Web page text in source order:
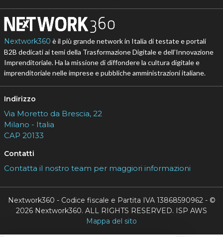
Nextwork360 è il più grande network in Italia di testate e portali
B2B dedicati ai temi della Trasformazione Digitale e dell’Innovazione
Imprenditoriale. Ha la missione di diffondere la cultura digitale e
imprenditoriale nelle imprese e pubbliche amministrazioni italiane.
Indirizzo
Via Moretto da Brescia, 22
Milano - Italia
CAP 20133
Contatti
Contatta il nostro team per maggiori informazioni
Nextwork360 - Codice fiscale e Partita IVA 13868590962 - ©
2026 Nextwork360. ALL RIGHTS RESERVED. ISP AWS
Mappa del sito